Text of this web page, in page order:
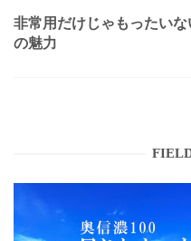
非常用だけじゃもったいな
の魅力